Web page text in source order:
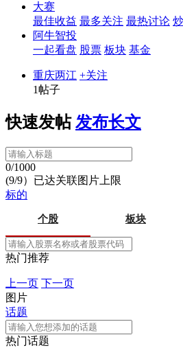
大赛
最佳收益 最多关注 最热讨论
阿牛智投
一起看盘 股票 板块 基金
重庆两江 +关注
1帖子
快速发帖 发布长文
0/1000
(9/9）已达关联图片上限
标的
个股 板块
热门推荐
上一页 下一页
图片
话题
热门话题